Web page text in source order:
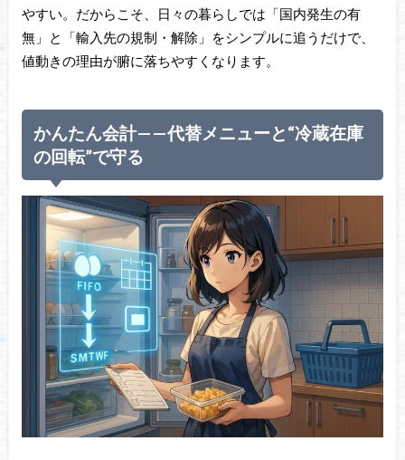
やすい。だからこそ、日々の暮らしでは「国内発生の有
無」と「輸入先の規制・解除」をシンプルに追うだけで、
値動きの理由が腑に落ちやすくなります。
かんたん会計——代替メニューと“冷蔵在庫
の回転”で守る